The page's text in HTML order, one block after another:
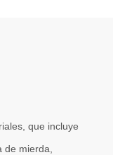
de gran
que incluye
mierda,